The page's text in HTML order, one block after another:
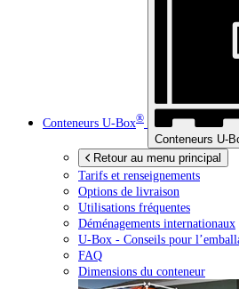
Conteneurs U-Box®
Conteneurs U-
Retour au menu principal
Tarifs et renseignements
Options de livraison
Utilisations fréquentes
Déménagements internationaux
U-Box - Conseils pour
FAQ
Dimensions du conteneur